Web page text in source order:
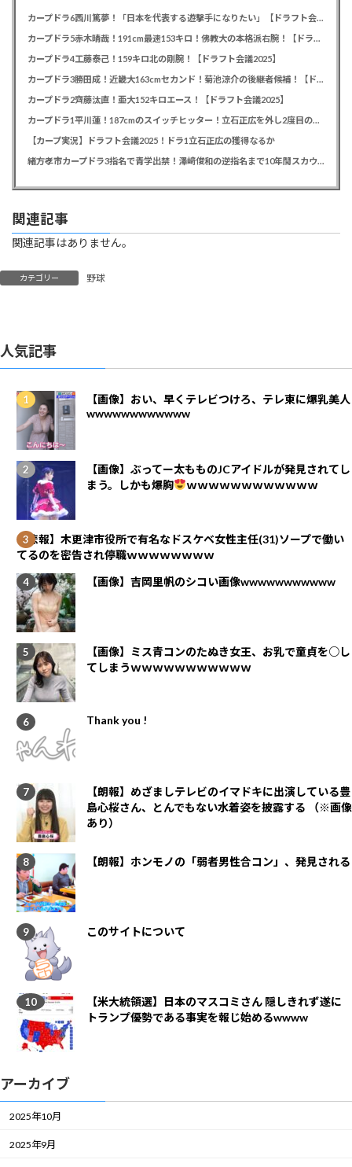
カープドラ6西川篤夢！「日本を代表する遊撃手になりたい」【ドラフト会議2025】
カープドラ5赤木晴哉！191cm最速153キロ！佛教大の本格派右腕！【ドラフト会議2025】
カープドラ4工藤泰己！159キロ北の剛腕！【ドラフト会議2025】
カープドラ3勝田成！近畿大163cmセカンド！菊池涼介の後継者候補！【ドラフト会議2025】
カープドラ2齊藤汰直！亜大152キロエース！【ドラフト会議2025】
カープドラ1平川蓮！187cmのスイッチヒッター！立石正広を外し2度目の重複も新井監督がクジを引き当てる！【ドラフト会議2025】
【カープ実況】ドラフト会議2025！ドラ1立石正広の獲得なるか
緒方孝市カープドラ3指名で青学出禁！澤﨑俊和の逆指名まで10年間スカウト出禁
関連記事
関連記事はありません。
カテゴリー 野球
人気記事
【画像】おい、早くテレビつけろ、テレ東に爆乳美人
wwwwwwwwwwww
【画像】ぶってー太もものJCアイドルが発見されてし
まう。しかも爆胸
ｗｗｗｗｗｗｗｗｗｗｗｗ
【悲報】木更津市役所で有名なドスケベ女性主任(31)ソープで働い
てるのを密告され停職ｗｗｗｗｗｗｗｗ
【画像】吉岡里帆のシコい画像wwwwwwwwwww
【画像】ミス青コンのたぬき女王、お乳で童貞を○し
てしまうｗｗｗｗｗｗｗｗｗｗｗ
Thank you !
【朗報】めざましテレビのイマドキに出演している豊
島心桜さん、とんでもない水着姿を披露する （※画像
あり）
【朗報】ホンモノの「弱者男性合コン」、発見される
このサイトについて
【米大統領選】日本のマスコミさん 隠しきれず遂に
トランプ優勢である事実を報じ始めるwwww
アーカイブ
2025年10月
2025年9月